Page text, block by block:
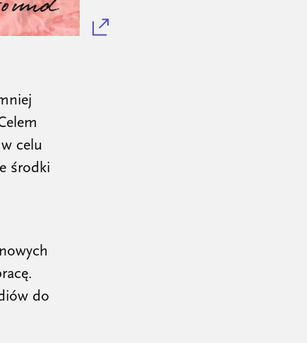
celu
środki
do